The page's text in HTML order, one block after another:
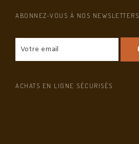
ABONNEZ-VOUS À NOS NEWSLETTERS
ACHATS EN LIGNE SÉCURISÉS